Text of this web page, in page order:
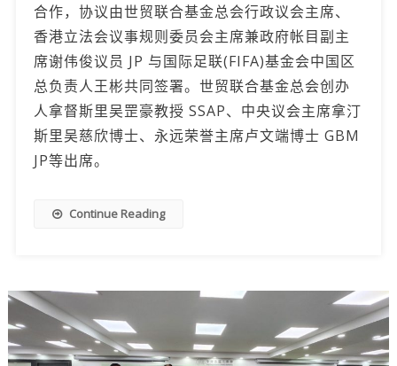
合作，协议由世贸联合基金总会行政议会主席、
香港立法会议事规则委员会主席兼政府帐目副主
席谢伟俊议员 JP 与国际足联(FIFA)基金会中国区
总负责人王彬共同签署。世贸联合基金总会创办
人拿督斯里吴罡豪教授 SSAP、中央议会主席拿汀
斯里吴慈欣博士、永远荣誉主席卢文端博士 GBM
JP等出席。
Continue Reading